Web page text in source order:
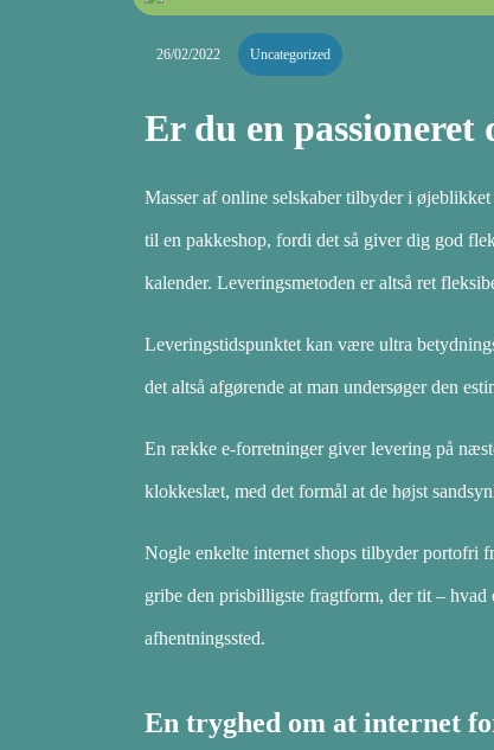
26/02/2022 Uncategorized
Er du en passioneret
Masser af online selskaber tilbyder i
til en pakkeshop, fordi det så giver dig god
kalender. Leveringsmetoden er altså ret
Leveringstidspunktet kan være ultra
det altså afgørende at man undersøger den
En række e-forretninger giver levering på
klokkeslæt, med det formål at de højst
Nogle enkelte internet shops tilbyder portofri
gribe den prisbilligste fragtform, der tit –
afhentningssted.
En tryghed om at internet